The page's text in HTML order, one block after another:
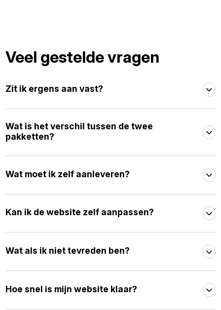
Veel gestelde vragen
Zit ik ergens aan vast?
Wat is het verschil tussen de twee
pakketten?
Wat moet ik zelf aanleveren?
Kan ik de website zelf aanpassen?
Wat als ik niet tevreden ben?
Hoe snel is mijn website klaar?